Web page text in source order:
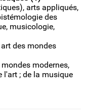
arts appliqués,
des
musicologie,
des mondes
modernes,
l'art ; de la musique